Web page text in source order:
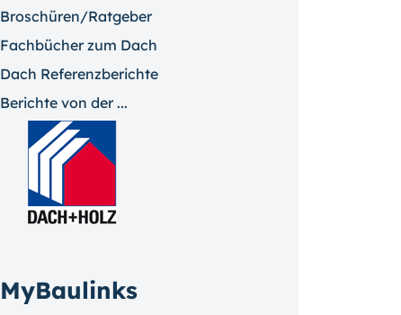
Broschüren/Ratgeber
Fachbücher zum Dach
Dach Referenzberichte
Berichte von der ...
MyBaulinks